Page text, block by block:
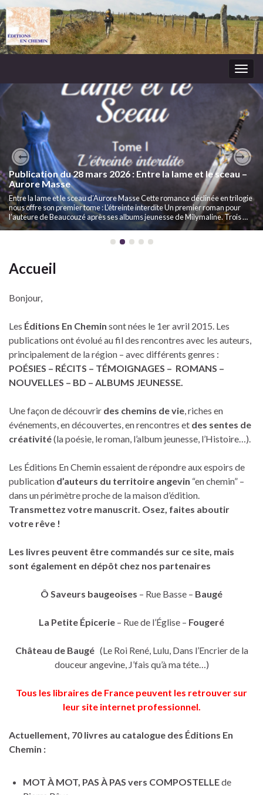
Publication du 28 mars 2026 : Entre la lame et le sceau –
Aurore Masse
Entre la lame et le sceau d’Aurore Masse Cette romance déclinée en trilogie
nous offre son premier tome : L’étreinte interdite Un premier roman pour
l’auteure de Beaucouzé après ses albums jeunesse de Milymaline. Trois …
Très prochainement : sortie de “Entre la lame et le
sceau” d’Aurore Masse. Tome 1 : L’étreinte interdite.
Premier roman d’Aurore Masse, Entre la lame et le sceau dont le tome 1
“L’étreinte interdite” est une très belle histoire d’amour vécue et racontée
différemment par les trois protagonistes principaux. Dans l’Anjou
tourmenté du …
Previous
Accueil
Bonjour,
Les Éditions En Chemin sont nées le 1er avril 2015. Les
publications ont évolué au fil des rencontres avec les auteurs,
principalement de la région – avec différents genres :
POÉSIES – RÉCITS – TÉMOIGNAGES – ROMANS –
NOUVELLES – BD – ALBUMS JEUNESSE.
Une façon de découvrir des chemins de vie, riches en
événements, en découvertes, en rencontres et des sentes de
créativité(la poésie, le roman, l’album jeunesse, l’Histoire…).
Les Éditions En Chemin essaient de répondre aux espoirs de
publication d’auteurs du territoire angevin “en chemin” –
dans un périmètre proche de la maison d’édition.
Transmettez votre manuscrit. Osez, faites aboutir
votre rêve !
Les livres peuvent être commandés sur ce site, mais
sont également en dépôt chez nos partenaires
Ô Saveurs baugeoises – Rue Basse – Baugé
La Petite Épicerie – Rue de l’Église – Fougeré
Château de Baugé(Le Roi René, Lulu, Dans l’Encrier de la
douceur angevine, J’fais qu’à ma téte…)
Tous les libraires de France peuvent les retrouver sur
leur site internet professionnel.
Actuellement, 70 livres au catalogue des Éditions En
Chemin :
MOT À MOT, PAS À PAS vers COMPOSTELLEde